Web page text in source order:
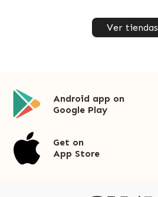
Ver tiendas
Android app on
Google Play
Get on
App Store